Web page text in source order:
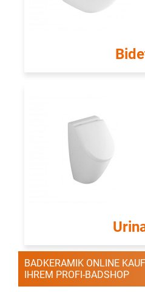
BADKERAMIK ONLINE
IHREM PROFI-BADSHOP